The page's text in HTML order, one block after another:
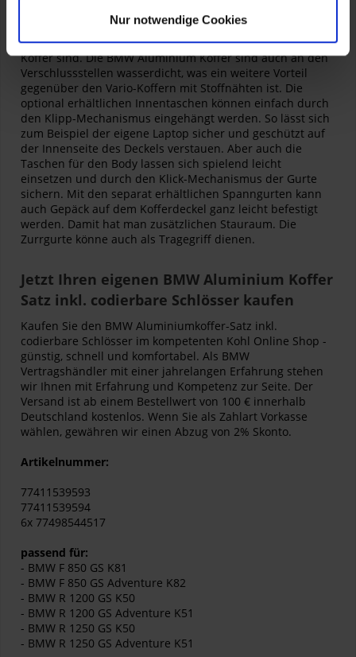
Nur notwendige Cookies
Durch das Aluminiumgehäuse sind die Koffer nochmals
einen Tick robuster und widerstandsfähiger gegen
mechanische Schläge von außen, als es die BMW Vario-
Koffer sind. Die BMW Aluminium Koffer sind auch an den
Verschlussstellen wasserdicht, was ein weitere Vorteil
gegenüber den Vario-Koffern mit Stoffnähten ist. Die
optional erhältlichen Innentaschen können einfach durch
den Klipp-Mechanismus eingehängt werden. So lässt sich
zum Beispiel der eigene Laptop sicher und geschützt auf
der Innenseite des Deckels verstauen. Aber auch die
Taschen für den Body lassen sich spielend leicht
einsetzen und durch den Klick-Mechanismus der Gurte
sichern. Mit den separat erhältlichen Spanngurten kann
auch Gepäck auf dem Kofferdeckel ganz leicht befestigt
werden. Damit hat man zusätzlichen Stauraum. Die
Zurrgurte könne auch als Tragegriff dienen.
Jetzt Ihren eigenen BMW Aluminium Koffer
Satz inkl. codierbare Schlösser kaufen
Kaufen Sie den BMW Aluminiumkoffer-Satz inkl.
codierbare Schlösser im kompetenten Kohl Online Shop -
günstig, schnell und komfortabel. Als BMW
Vertragshändler mit einer jahrelangen Erfahrung stehen
wir Ihnen mit Erfahrung und Kompetenz zur Seite. Der
Versand ist ab einem Bestellwert von 100 € innerhalb
Deutschland kostenlos. Wenn Sie als Zahlart Vorkasse
wählen, gewähren wir einen Abzug von 2% Skonto.
Artikelnummer:
77411539593
77411539594
6x 77498544517
passend für:
- BMW F 850 GS K81
- BMW F 850 GS Adventure K82
- BMW R 1200 GS K50
- BMW R 1200 GS Adventure K51
- BMW R 1250 GS K50
- BMW R 1250 GS Adventure K51